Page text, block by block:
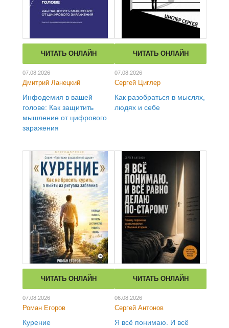
ЧИТАТЬ ОНЛАЙН
07.08.2026
Дмитрий Ланецкий
Инфодемия в вашей
голове: Как защитить
мышление от цифрового
заражения
ЧИТАТЬ ОНЛАЙН
07.08.2026
Сергей Циглер
Как разобраться в мыслях,
людях и себе
ЧИТАТЬ ОНЛАЙН
07.08.2026
Роман Егоров
Курение
ЧИТАТЬ ОНЛАЙН
06.08.2026
Сергей Антонов
Я всё понимаю. И всё